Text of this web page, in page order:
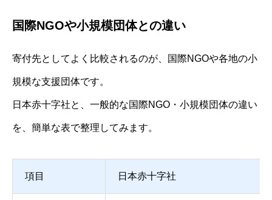
国際NGOや小規模団体との違い
寄付先としてよく比較されるのが、国際NGOや各地の小
規模な支援団体です。
日本赤十字社と、一般的な国際NGO・小規模団体の違い
を、簡単な表で整理してみます。
項目 日本赤十字社